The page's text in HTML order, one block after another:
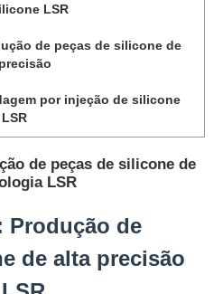
LSR
de peças de silicone de
por injeção de silicone
de peças de silicone de
LSR
Produção de
de alta precisão